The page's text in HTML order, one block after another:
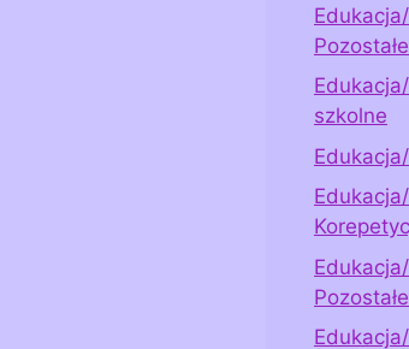
Pozostałe
szkolne
Pozostałe